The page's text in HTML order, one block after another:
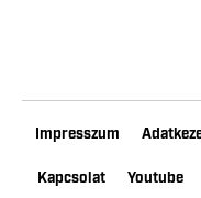
Impresszum
Kapcsolat Youtube